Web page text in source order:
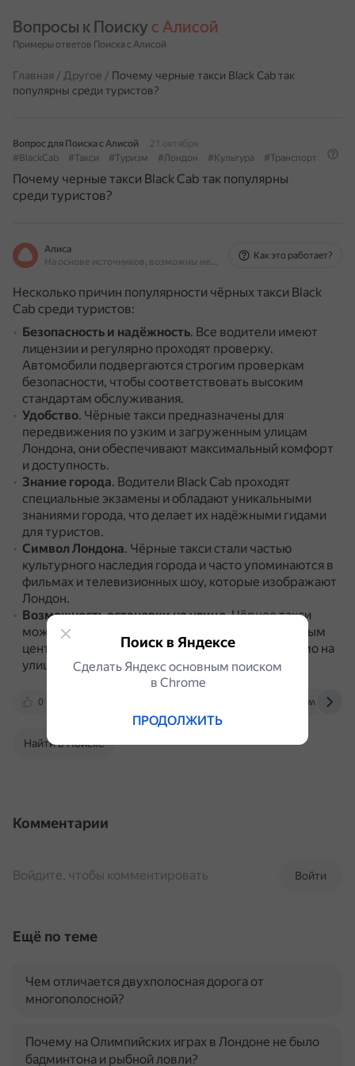
Вопросы к Поиску с Алисой
Примеры ответов Поиска с Алисой
Главная / Другое / Почему черные такси Black Cab так
популярны среди туристов?
Вопрос для Поиска с Алисой
21 октября
#BlackCab
#Такси #Туризм #Лондон #Культура #Транспорт
Почему черные такси Black Cab так популярны
среди туристов?
Алиса
На основе источников, возможны неточности
Как это работает?
Несколько причин популярности чёрных такси Black
Cab среди туристов:
Безопасность и надёжность. Все водители имеют
лицензии и регулярно проходят проверку.
Автомобили подвергаются строгим проверкам
безопасности, чтобы соответствовать высоким
стандартам обслуживания.
Удобство. Чёрные такси предназначены для
передвижения по узким и загруженным улицам
Лондона, они обеспечивают максимальный комфорт
и доступность.
Знание города. Водители Black Cab проходят
специальные экзамены и обладают уникальными
знаниями города, что делает их надёжными гидами
для туристов.
Символ Лондона. Чёрные такси стали частью
культурного наследия города и часто упоминаются в
фильмах и телевизионных шоу, которые изображают
Лондон.
Возможность остановки на улице.Чёрное такси
можно найти на стоянке рядом с отелем, торговым
центром или вокзалом, а также остановить прямо на
улице традиционным взмахом руки.
0
Найти в Поиске
Комментарии
Войти
Войдите, чтобы комментировать
Ещё по теме
Чем отличается двухполосная дорога от
многополосной?
Почему на Олимпийских играх в Лондоне не было
бадминтона и рыбной ловли?
Поиск в Яндексе
Сделать Яндекс основным поиском
в Сhrome
ПРОДОЛЖИТЬ